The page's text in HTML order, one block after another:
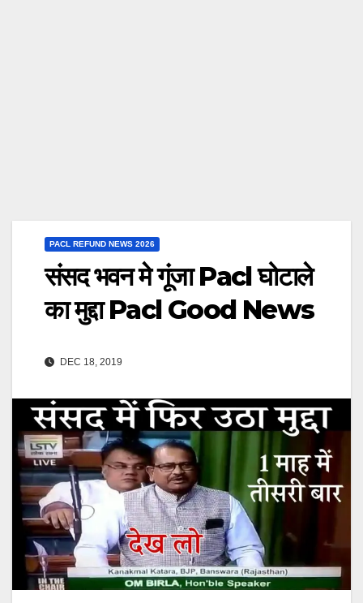
PACL REFUND NEWS 2026
संसद भवन मे गूंजा Pacl घोटाले
का मुद्दा Pacl Good News
DEC 18, 2019